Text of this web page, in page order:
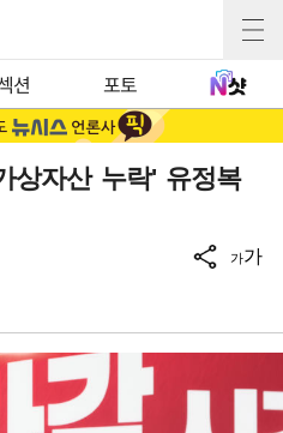
션 포토
상자산 누락' 유정복
가가